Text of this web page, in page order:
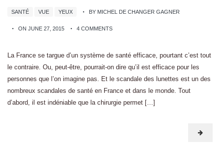
SANTÉ VUE YEUX BY MICHEL DE CHANGER GAGNER
ON JUNE 27, 2015 4 COMMENTS
La France se targue d’un système de santé efficace, pourtant c’est tout
le contraire. Ou, peut-être, pourrait-on dire qu’il est efficace pour les
personnes que l’on imagine pas. Et le scandale des lunettes est un des
nombreux scandales de santé en France et dans le monde. Tout
d’abord, il est indéniable que la chirurgie permet […]